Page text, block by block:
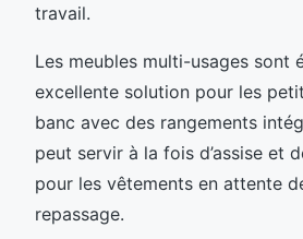
travail.
Les meubles multi-usages sont
excellente solution pour les
banc avec des rangements
peut servir à la fois d’assise et
pour les vêtements en attente
repassage.